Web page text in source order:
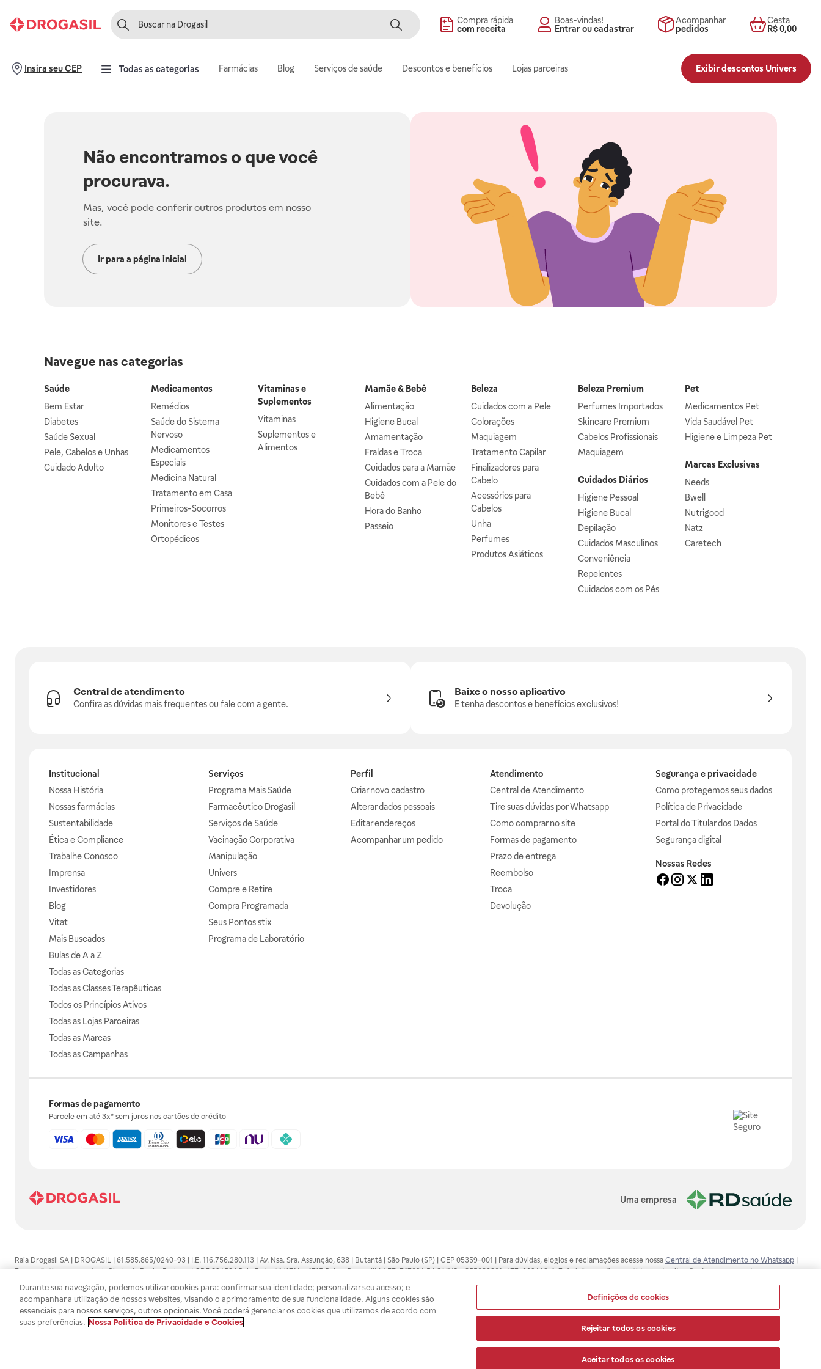
Compra rápida
com receita
Boas-vindas!
Entrar ou cadastrar
Acompanhar
pedidos
Cesta
R$ 0,00
Insira seu CEP Todas as categorias Farmácias Blog Serviços de saúde Descontos e benefícios Lojas parceiras Exibir descontos Univers
Não encontramos o que você
procurava.
Mas, você pode conferir outros produtos em nosso
site.
Ir para a página inicial
Navegue nas categorias
Saúde
Bem Estar
Diabetes
Saúde Sexual
Pele, Cabelos e Unhas
Cuidado Adulto
Medicamentos
Remédios
Saúde do Sistema
Nervoso
Medicamentos
Especiais
Medicina Natural
Tratamento em Casa
Primeiros-Socorros
Monitores e Testes
Ortopédicos
Vitaminas e
Suplementos
Vitaminas
Suplementos e
Alimentos
Mamãe & Bebê
Alimentação
Higiene Bucal
Amamentação
Fraldas e Troca
Cuidados para a Mamãe
Cuidados com a Pele do
Bebê
Hora do Banho
Passeio
Beleza
Cuidados com a Pele
Colorações
Maquiagem
Tratamento Capilar
Finalizadores para
Cabelo
Acessórios para
Cabelos
Unha
Perfumes
Produtos Asiáticos
Beleza Premium
Perfumes Importados
Skincare Premium
Cabelos Profissionais
Maquiagem
Cuidados Diários
Higiene Pessoal
Higiene Bucal
Depilação
Cuidados Masculinos
Conveniência
Repelentes
Cuidados com os Pés
Pet
Medicamentos Pet
Vida Saudável Pet
Higiene e Limpeza Pet
Marcas Exclusivas
Needs
Bwell
Nutrigood
Natz
Caretech
Central de atendimento
Confira as dúvidas mais frequentes ou fale com a gente.
Baixe o nosso aplicativo
E tenha descontos e benefícios exclusivos!
Institucional
Nossa História
Nossas farmácias
Sustentabilidade
Ética e Compliance
Trabalhe Conosco
Imprensa
Investidores
Blog
Vitat
Mais Buscados
Bulas de A a Z
Todas as Categorias
Todas as Classes Terapêuticas
Todos os Princípios Ativos
Todas as Lojas Parceiras
Todas as Marcas
Todas as Campanhas
Serviços
Programa Mais Saúde
Farmacêutico Drogasil
Serviços de Saúde
Vacinação Corporativa
Manipulação
Univers
Compre e Retire
Compra Programada
Seus Pontos stix
Programa de Laboratório
Perfil
Criar novo cadastro
Alterar dados pessoais
Editar endereços
Acompanhar um pedido
Atendimento
Central de Atendimento
Tire suas dúvidas por Whatsapp
Como comprar no site
Formas de pagamento
Prazo de entrega
Reembolso
Troca
Devolução
Segurança e privacidade
Como protegemos seus dados
Política de Privacidade
Portal do Titular dos Dados
Segurança digital
Nossas Redes
Formas de pagamento
Parcele em até 3x* sem juros nos cartões de crédito
Uma empresa
Raia Drogasil SA | DROGASIL | 61.585.865/0240-93 | I.E. 116.756.280.113 | Av. Nsa. Sra. Assunção, 638 | Butantã | São Paulo (SP) | CEP 05359-001 | Para dúvidas, elogios e reclamações acesse nossa Central de Atendimento no Whatsapp
Farmacêutico responsável: Gisele da Penha Barbosa | CRF 89453 | Polo Butantã (1714 e 1715 Raia e Drogasil) | AFE: 7.17094.5 | CMVS - 355030801-477-002443-1-7. As informações contidas neste site não devem ser usadas para
automedicação e não substituem, em hipótese alguma, as orientações dadas pelo profissional da área médica. Somente o médico está apto a diagnosticar qualquer problema de saúde e prescrever o tratamento adequado. Ao
persistirem os sintomas, um médico deverá ser consultado. Os preços e promoções divulgados no site são válidos apenas para compras feitas pela internet. Maiores esclarecimentos, consultar o site: www.anvisa.gov.br. A Raia Drogasil
SA trabalha com as tecnologias mais avançadas de proteção de dados, para que você possa realizar suas compras com tranquilidade. A privacidade e a segurança dos clientes são compromissos da Raia Drogasil SA. Todos os pedidos
efetuados estão sujeitos à confirmação da disponibilidade de produto em nosso estoque.
Durante sua navegação, podemos utilizar cookies para: confirmar sua identidade; personalizar seu acesso; e
acompanhar a utilização de nossos websites, visando o aprimoramento de sua funcionalidade. Alguns cookies são
essenciais para nossos serviços, outros opcionais. Você poderá gerenciar os cookies que utilizamos de acordo com
suas preferências. Nossa Política de Privacidade e Cookies
Definições de cookies
Rejeitar todos os cookies
Aceitar todos os cookies